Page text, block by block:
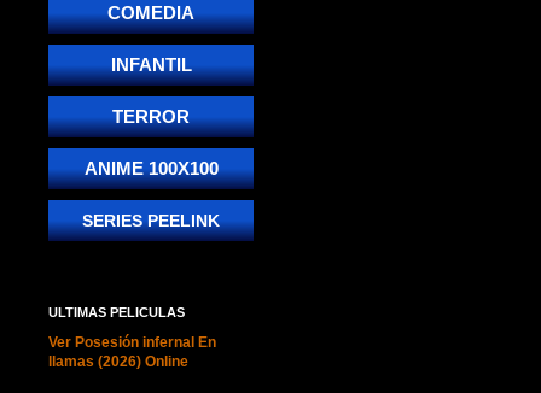
COMEDIA
INFANTIL
TERROR
ANIME 100X100
SERIES PEELINK
ULTIMAS PELICULAS
Ver Posesión infernal En
llamas (2026) Online